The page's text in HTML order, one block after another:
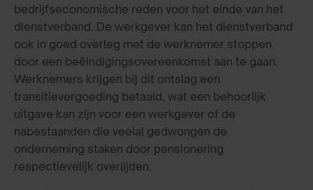
bedrijfseconomische reden voor het einde van het
dienstverband. De werkgever kan het dienstverband
ook in goed overleg met de werknemer stoppen
door een beëindigingsovereenkomst aan te gaan.
Werknemers krijgen bij dit ontslag een
transitievergoeding betaald, wat een behoorlijk
uitgave kan zijn voor een werkgever of de
nabestaanden die veelal gedwongen de
onderneming staken door pensionering
respectievelijk overlijden.